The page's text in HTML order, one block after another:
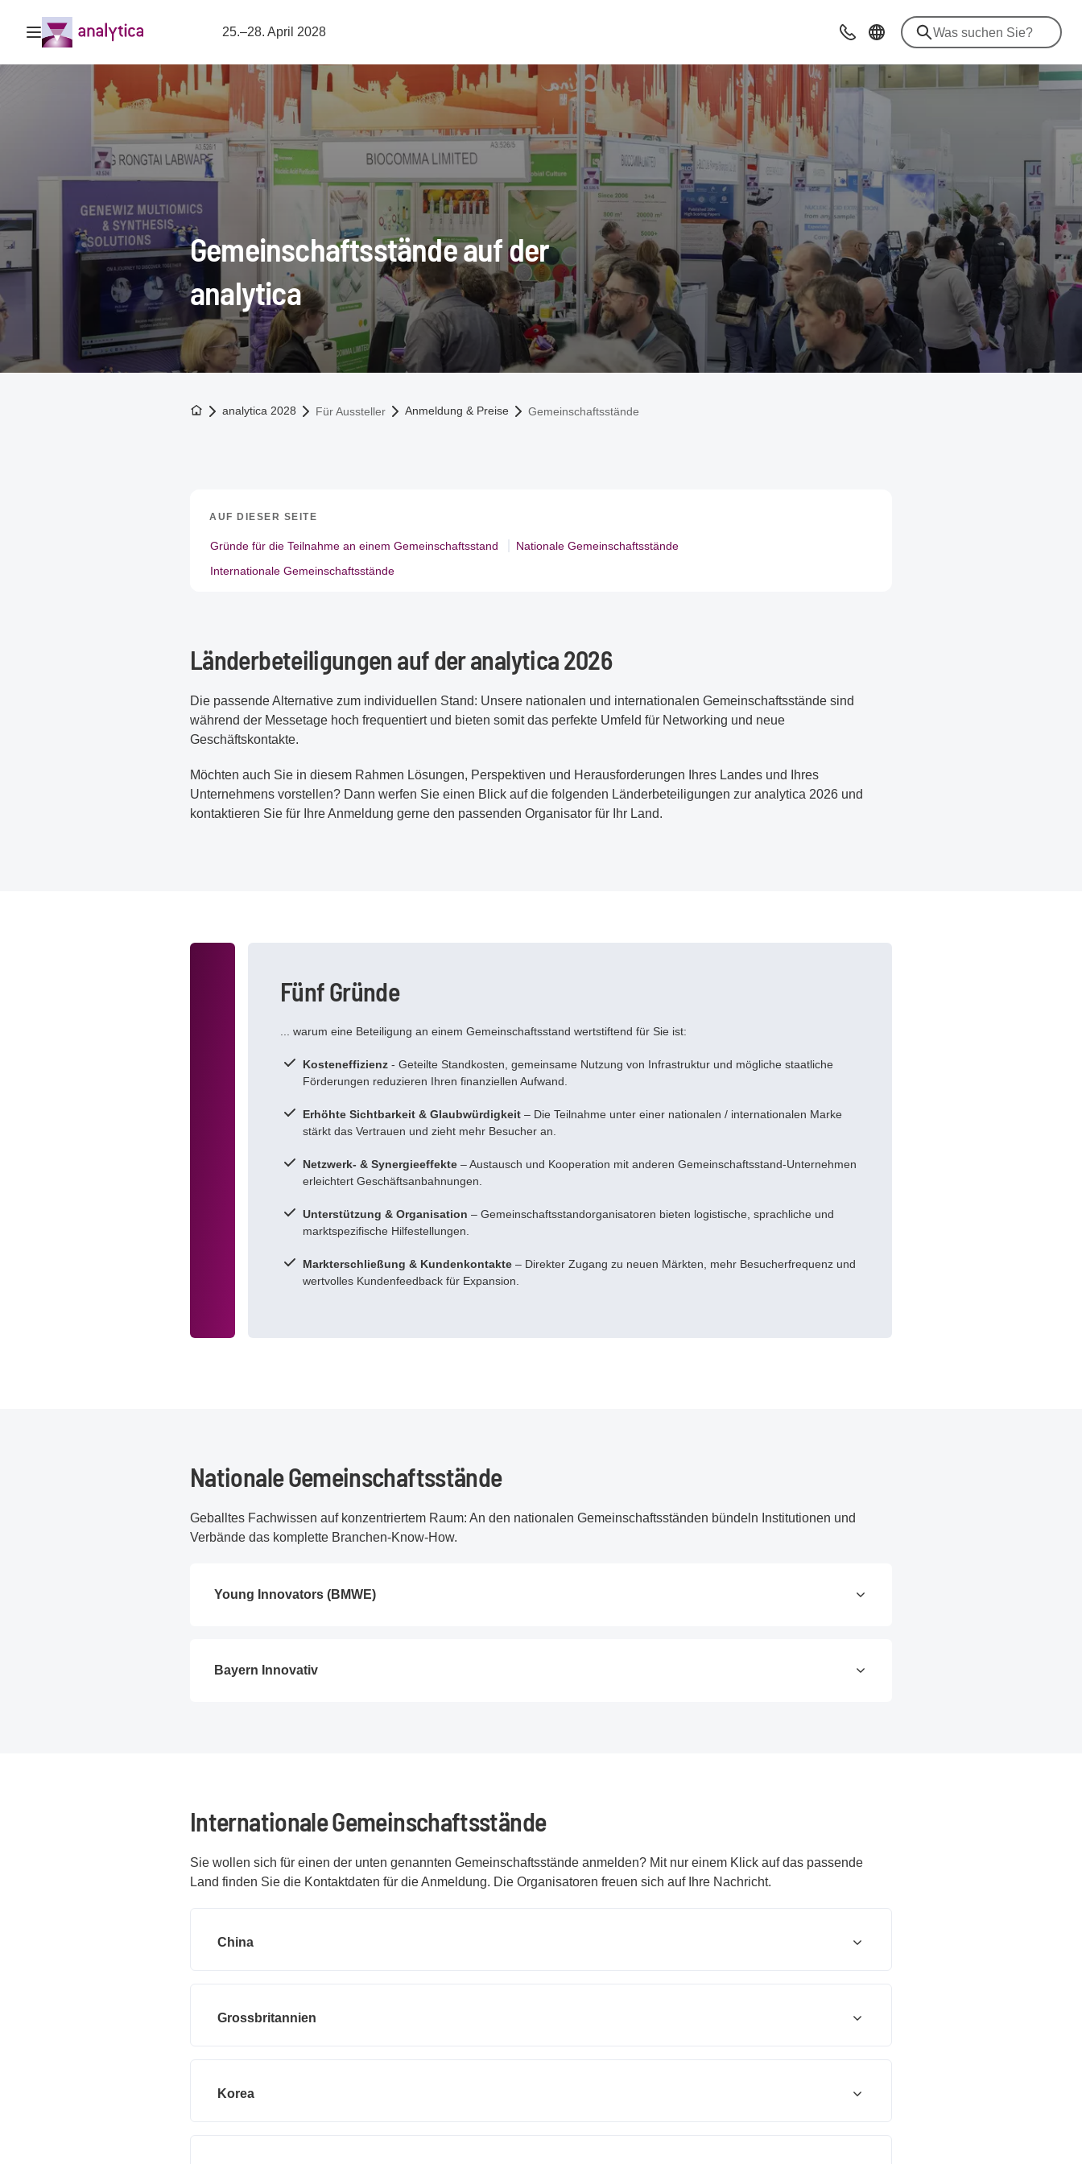
Navigation öffnen 25.–28. April 2028 Beratung & Kontakt
Gemeinschaftsstände auf der
analytica
Zur Startseite
analytica 2028 Für Aussteller Anmeldung & Preise Gemeinschaftsstände
AUF DIESER SEITE
Gründe für die Teilnahme an einem Gemeinschaftsstand
Nationale Gemeinschaftsstände
Internationale Gemeinschaftsstände
Länderbeteiligungen auf der analytica 2026
Die passende Alternative zum individuellen Stand: Unsere nationalen und internationalen Gemeinschaftsstände sind
während der Messetage hoch frequentiert und bieten somit das perfekte Umfeld für Networking und neue
Geschäftskontakte.
Möchten auch Sie in diesem Rahmen Lösungen, Perspektiven und Herausforderungen Ihres Landes und Ihres
Unternehmens vorstellen? Dann werfen Sie einen Blick auf die folgenden Länderbeteiligungen zur analytica 2026 und
kontaktieren Sie für Ihre Anmeldung gerne den passenden Organisator für Ihr Land.
Fünf Gründe
... warum eine Beteiligung an einem Gemeinschaftsstand wertstiftend für Sie ist:
Kosteneffizienz - Geteilte Standkosten, gemeinsame Nutzung von Infrastruktur und mögliche staatliche
Förderungen reduzieren Ihren finanziellen Aufwand.
Erhöhte Sichtbarkeit & Glaubwürdigkeit – Die Teilnahme unter einer nationalen / internationalen Marke
stärkt das Vertrauen und zieht mehr Besucher an.
Netzwerk- & Synergieeffekte – Austausch und Kooperation mit anderen Gemeinschaftsstand-Unternehmen
erleichtert Geschäftsanbahnungen.
Unterstützung & Organisation – Gemeinschaftsstandorganisatoren bieten logistische, sprachliche und
marktspezifische Hilfestellungen.
Markterschließung & Kundenkontakte – Direkter Zugang zu neuen Märkten, mehr Besucherfrequenz und
wertvolles Kundenfeedback für Expansion.
Nationale Gemeinschaftsstände
Geballtes Fachwissen auf konzentriertem Raum: An den nationalen Gemeinschaftsständen bündeln Institutionen und
Verbände das komplette Branchen-Know-How.
Young Innovators (BMWE)
Bayern Innovativ
Internationale Gemeinschaftsstände
Sie wollen sich für einen der unten genannten Gemeinschaftsstände anmelden? Mit nur einem Klick auf das passende
Land finden Sie die Kontaktdaten für die Anmeldung. Die Organisatoren freuen sich auf Ihre Nachricht.
China
Grossbritannien
Korea